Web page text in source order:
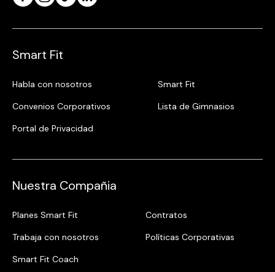
Smart Fit
Habla con nosotros
Smart Fit
Convenios Corporativos
Lista de Gimnasios
Portal de Privacidad
Nuestra Compañia
Planes Smart Fit
Contratos
Trabaja con nosotros
Políticas Corporativas
Smart Fit Coach